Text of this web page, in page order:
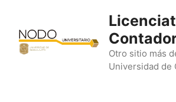
contenido
Otro sitio más
Universidad de